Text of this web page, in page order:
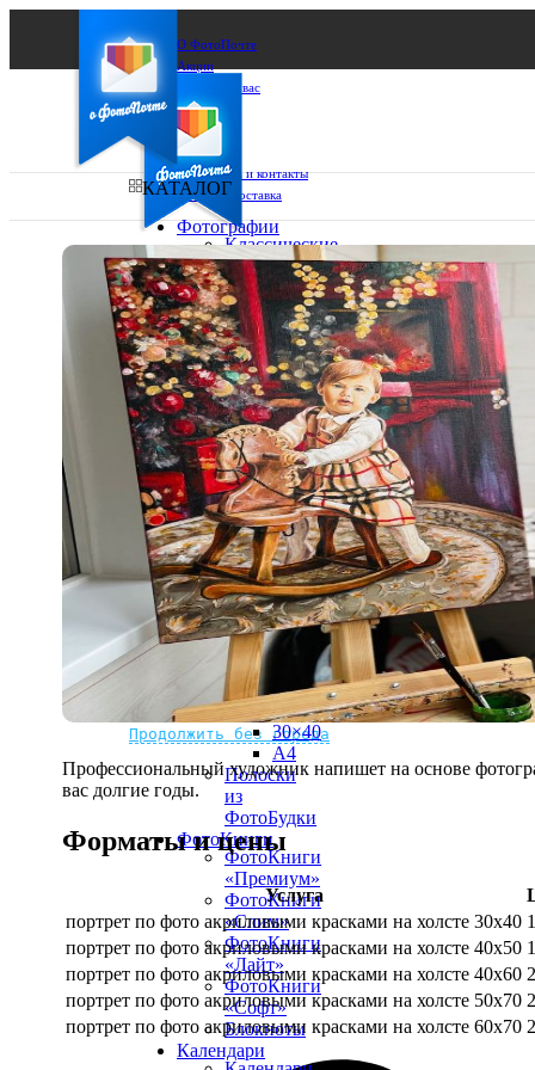
О ФотоПочте
Акции
Сделаем за вас
Бизнесу
FAQ
Франшиза
Поддержка и контакты
Оплата и доставка
Ваш город:
Ваш регион доставки
Выберите из списка:
Не нашли Ваш город?
Мы доставляем по всему миру
Продолжить без города
КАТАЛОГ
Фотографии
Классические
фото
10х10
10х15
13х18
15х15
15х20
20х20
20х30
30х30
30х40
А4
Фото
в
рамке
10х10
10×15
13×18
15×15
15×20
20×20
20×30
30×30
30×40
A4
Полоски
из
ФотоБудки
ФотоКниги
ФотоКниги
«Премиум»
ФотоКниги
«Слим»
ФотоКниги
«Лайт»
ФотоКниги
«Софт»
Блокноты
Календари
Профессиональный художник напишет на основе
вас долгие годы.
Форматы и цены
Услуга
портрет по фото акриловыми красками на холсте 30х40
портрет по фото акриловыми красками на холсте 40х50
портрет по фото акриловыми красками на холсте 40х60
портрет по фото акриловыми красками на холсте 50х70
портрет по фото акриловыми красками на холсте 60х70